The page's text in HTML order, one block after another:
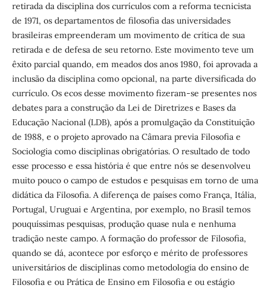
retirada da disciplina dos currículos com a reforma tecnicista
de 1971, os departamentos de filosofia das universidades
brasileiras empreenderam um movimento de crítica de sua
retirada e de defesa de seu retorno. Este movimento teve um
êxito parcial quando, em meados dos anos 1980, foi aprovada a
inclusão da disciplina como opcional, na parte diversificada do
currículo. Os ecos desse movimento fizeram-se presentes nos
debates para a construção da Lei de Diretrizes e Bases da
Educação Nacional (LDB), após a promulgação da Constituição
de 1988, e o projeto aprovado na Câmara previa Filosofia e
Sociologia como disciplinas obrigatórias. O resultado de todo
esse processo e essa história é que entre nós se desenvolveu
muito pouco o campo de estudos e pesquisas em torno de uma
didática da Filosofia. A diferença de países como França, Itália,
Portugal, Uruguai e Argentina, por exemplo, no Brasil temos
pouquíssimas pesquisas, produção quase nula e nenhuma
tradição neste campo. A formação do professor de Filosofia,
quando se dá, acontece por esforço e mérito de professores
universitários de disciplinas como metodologia do ensino de
Filosofia e ou Prática de Ensino em Filosofia e ou estágio